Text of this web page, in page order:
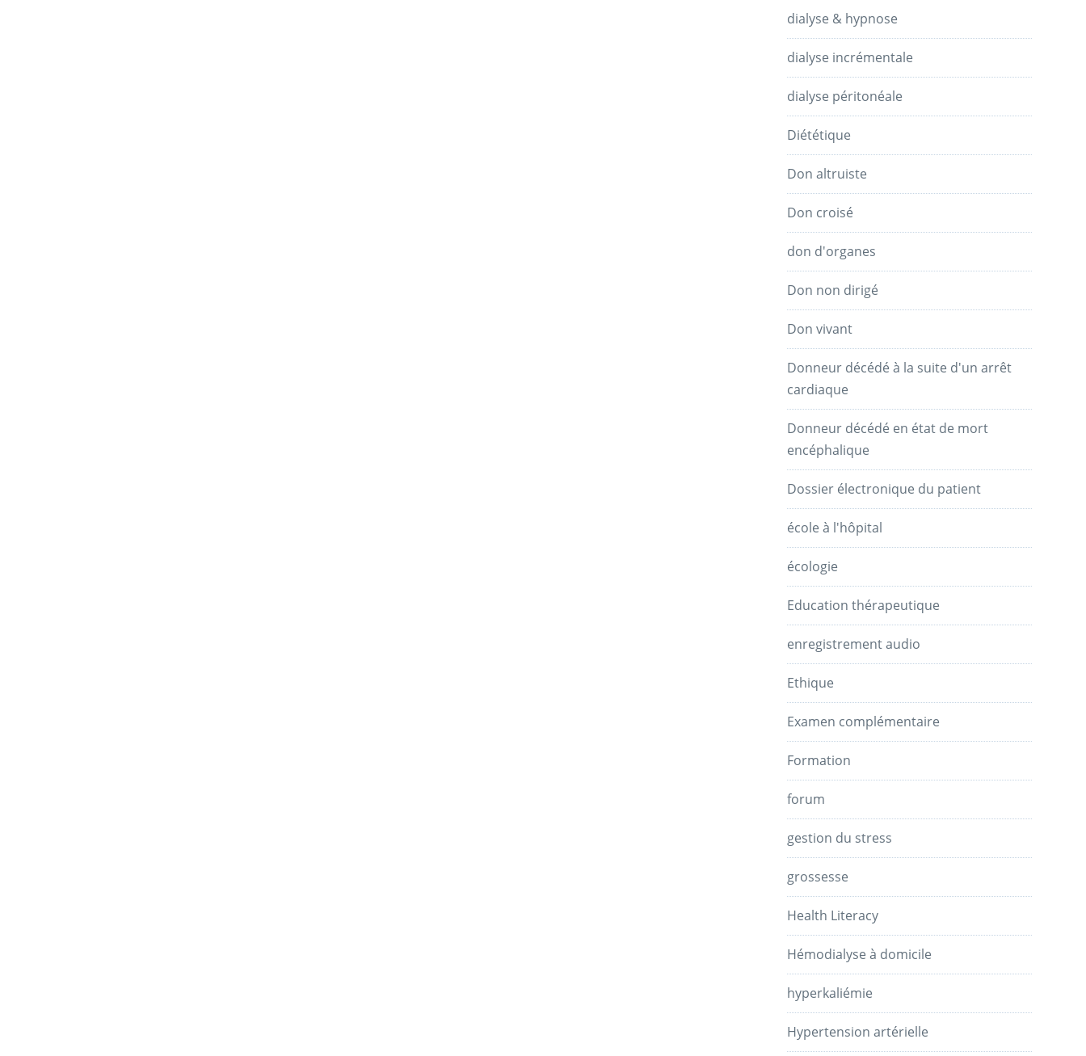
dialyse & hypnose
dialyse incrémentale
dialyse péritonéale
Diététique
Don altruiste
Don croisé
don d'organes
Don non dirigé
Don vivant
Donneur décédé à la suite d'un arrêt
cardiaque
Donneur décédé en état de mort
encéphalique
Dossier électronique du patient
école à l'hôpital
écologie
Education thérapeutique
enregistrement audio
Ethique
Examen complémentaire
Formation
forum
gestion du stress
grossesse
Health Literacy
Hémodialyse à domicile
hyperkaliémie
Hypertension artérielle